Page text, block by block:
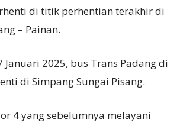
di titik perhentian terakhir di
– Painan.
2025, bus Trans Padang di
di Simpang Sungai Pisang.
4 yang sebelumnya melayani